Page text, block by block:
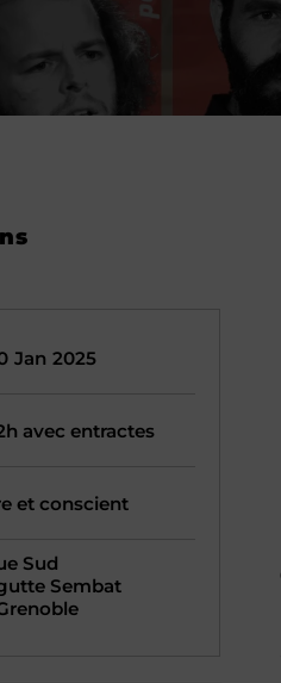
Jan 2025
avec entractes
et conscient
Sud
Sembat